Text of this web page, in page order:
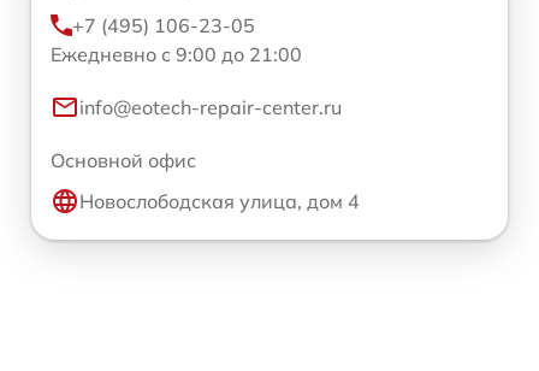
+7 (495) 106-23-05
Ежедневно с 9:00 до 21:00
info@eotech-repair-center.ru
Основной офис
Новослободская улица, дом 4